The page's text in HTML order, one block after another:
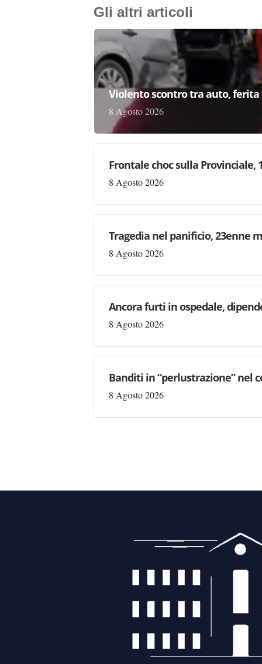
Gli altri articoli
Violento scontro tra auto,
8 Agosto 2026
Frontale choc sulla Provinciale,
8 Agosto 2026
Tragedia nel panificio, 23enne
8 Agosto 2026
Ancora furti in ospedale,
8 Agosto 2026
Banditi in “perlustrazione” nel
8 Agosto 2026